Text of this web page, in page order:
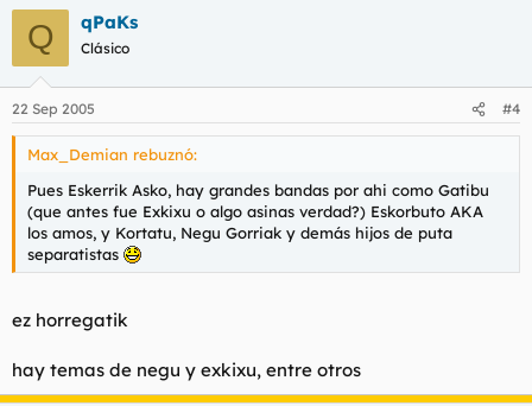
Q qPaKs
Clásico
22 Sep 2005 #4
Max_Demian rebuznó:
Pues Eskerrik Asko, hay grandes bandas por ahi como Gatibu
(que antes fue Exkixu o algo asinas verdad?) Eskorbuto AKA
los amos, y Kortatu, Negu Gorriak y demás hijos de puta
separatistas
ez horregatik
hay temas de negu y exkixu, entre otros